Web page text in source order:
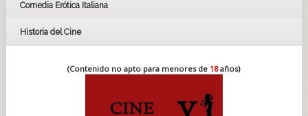
Comedia Erótica Italiana
Historia del Cine
(Contenido no apto para menores de 18años)